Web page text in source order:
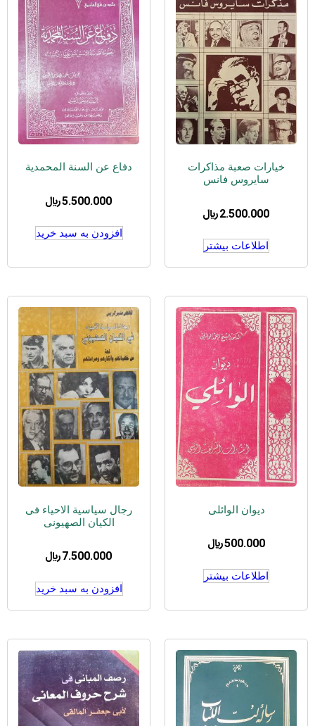
خیارات صعبة مذاکرات
سایروس فانس
2.500.000 ﷼
اطلاعات بیشتر
دفاع عن السنة المحمدیة
5.500.000﷼
افزودن به سبد خرید
دیوان الوائلی
500.000﷼
اطلاعات بیشتر
رجال سیاسیة الاحیاء فی
الکیان الصهیونی
7.500.000 ﷼
افزودن به سبد خرید